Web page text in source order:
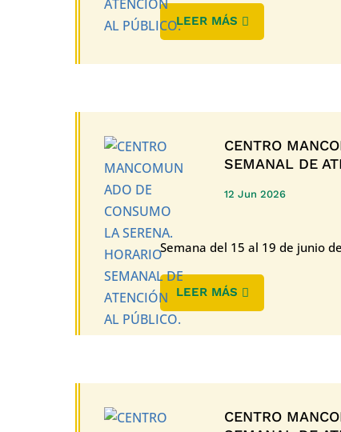
LEER MÁS
CENTRO
SEMANAL DE
12 Jun 2026
Semana del 15 al 19 de junio
LEER MÁS
CENTRO